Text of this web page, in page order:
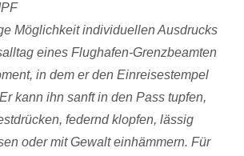
Möglichkeit individuellen Ausdrucks
eines Flughafen-Grenzbeamten
in dem er den Einreisestempel
kann ihn sanft in den Pass tupfen,
federnd klopfen, lässig
oder mit Gewalt einhämmern. Für